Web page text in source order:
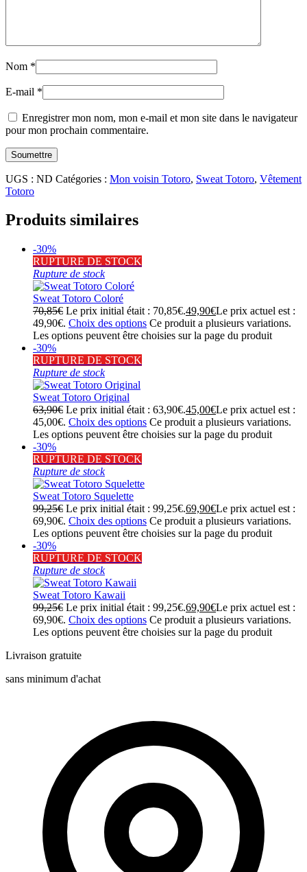
Nom *
E-mail *
Enregistrer mon nom, mon e-mail et mon site dans le navigateur
pour mon prochain commentaire.
UGS : ND Catégories : Mon voisin Totoro, Sweat Totoro, Vêtement
Totoro
Produits similaires
-30%
RUPTURE DE STOCK
Rupture de stock
Sweat Totoro Coloré
70,85€ Le prix initial était : 70,85€.49,90€Le prix actuel est :
49,90€. Choix des options Ce produit a plusieurs variations.
Les options peuvent être choisies sur la page du produit
-30%
RUPTURE DE STOCK
Rupture de stock
Sweat Totoro Original
63,90€ Le prix initial était : 63,90€.45,00€Le prix actuel est :
45,00€. Choix des options Ce produit a plusieurs variations.
Les options peuvent être choisies sur la page du produit
-30%
RUPTURE DE STOCK
Rupture de stock
Sweat Totoro Squelette
99,25€ Le prix initial était : 99,25€.69,90€Le prix actuel est :
69,90€. Choix des options Ce produit a plusieurs variations.
Les options peuvent être choisies sur la page du produit
-30%
RUPTURE DE STOCK
Rupture de stock
Sweat Totoro Kawaii
99,25€ Le prix initial était : 99,25€.69,90€Le prix actuel est :
69,90€. Choix des options Ce produit a plusieurs variations.
Les options peuvent être choisies sur la page du produit
Livraison gratuite
sans minimum d'achat